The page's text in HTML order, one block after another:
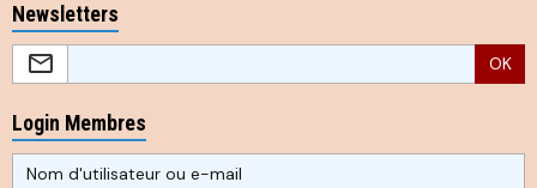
Newsletters
OK
Login Membres